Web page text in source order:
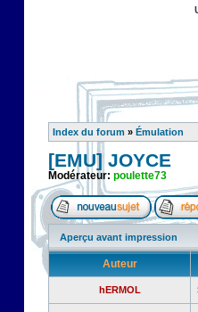
Index du forum » Émulation
[EMU] JOYCE
Modérateur: poulette73
Aperçu avant impression
Auteur
hERMOL